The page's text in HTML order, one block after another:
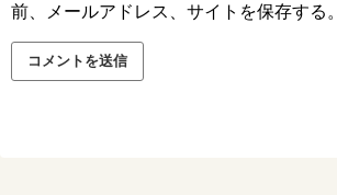
前、メールアドレス、サイトを保存する。